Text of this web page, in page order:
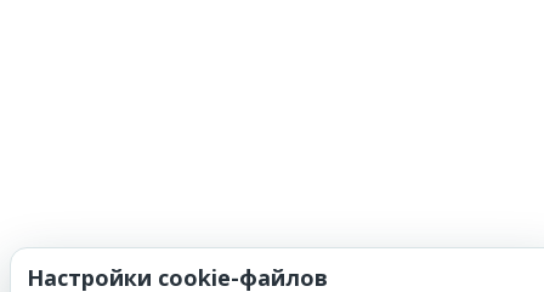
Настройки cookie-файлов